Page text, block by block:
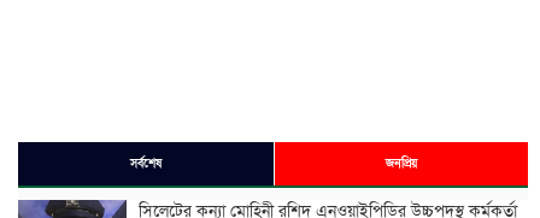
সর্বশেষ জনপ্রিয়
সিলেটের কন্যা মোহিনী রশিদ এনওয়াইপিডির উচ্চপদস্থ কর্মকর্তা